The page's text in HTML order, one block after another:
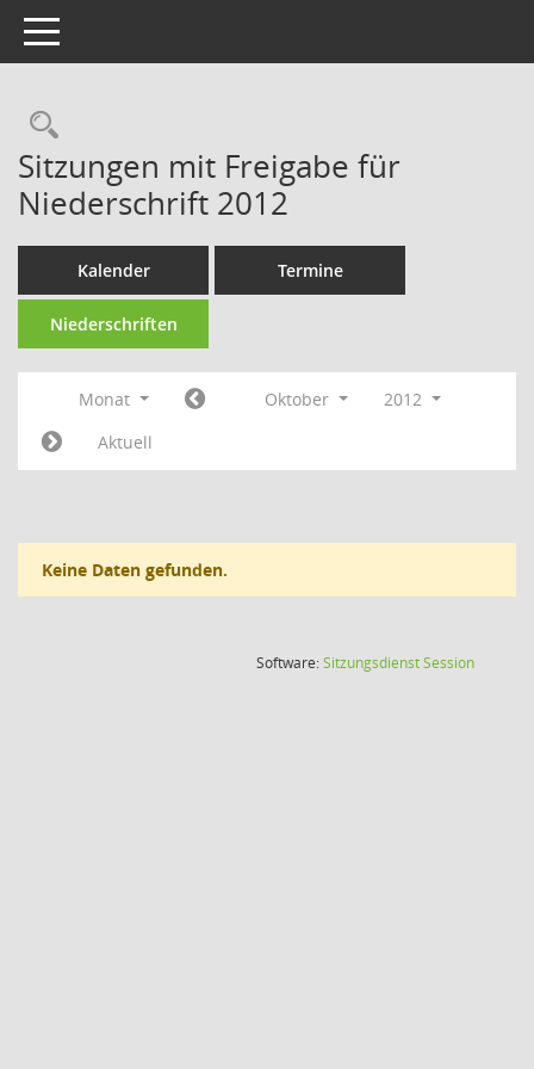
Toggle navigation
Rechercheauswahl
Sitzungen mit Freigabe für
Niederschrift 2012
Kalender Termine
Niederschriften
Monat Oktober
2012
Aktuell
Keine Daten gefunden.
Software:SitzungsdienstSession(Wird in